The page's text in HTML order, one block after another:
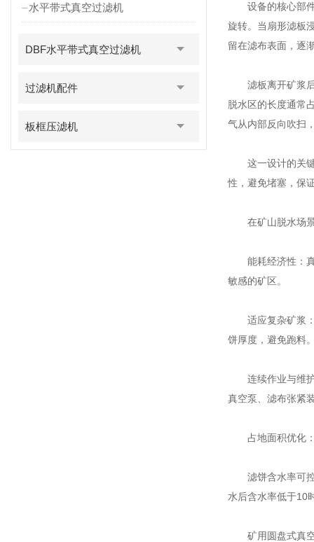
水平带式真空过滤机
DBF水平带式真空过滤机
过滤机配件
板框压滤机
设备的核心部件
旋转。当扇形滤板
留在滤布表面，逐
滤板离开矿浆后
脱水区的长度通常
气从内部反向吹扫
这一设计的关键
性，避免堵塞，保
在矿山脱水场景
能耗经济性：真
敏感的矿区。
适应复杂矿浆：
饼厚度，避免跑料
连续作业与维护
真空泵、滤布张紧
占地面积优化：
滤饼含水率可控
水后含水率低于10
矿用圆盘式真空